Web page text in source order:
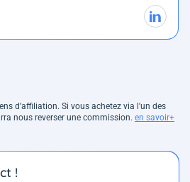
d’affiliation. Si vous achetez via l'un des
nous reverser une commission. en savoir+
!